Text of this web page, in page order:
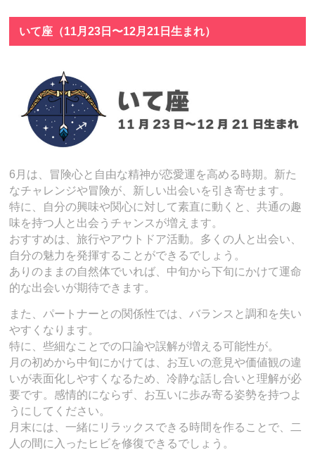
いて座（11月23日〜12月21日生まれ）
6月は、冒険心と自由な精神が恋愛運を高める時期。新た
なチャレンジや冒険が、新しい出会いを引き寄せます。
特に、自分の興味や関心に対して素直に動くと、共通の趣
味を持つ人と出会うチャンスが増えます。
おすすめは、旅行やアウトドア活動。多くの人と出会い、
自分の魅力を発揮することができるでしょう。
ありのままの自然体でいれば、中旬から下旬にかけて運命
的な出会いが期待できます。
また、パートナーとの関係性では、バランスと調和を失い
やすくなります。
特に、些細なことでの口論や誤解が増える可能性が。
月の初めから中旬にかけては、お互いの意見や価値観の違
いが表面化しやすくなるため、冷静な話し合いと理解が必
要です。感情的にならず、お互いに歩み寄る姿勢を持つよ
うにしてください。
月末には、一緒にリラックスできる時間を作ることで、二
人の間に入ったヒビを修復できるでしょう。